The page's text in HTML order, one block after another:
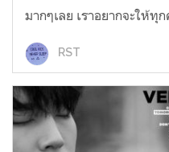
มากๆเลย เราอยากจะให้ทุ
RST